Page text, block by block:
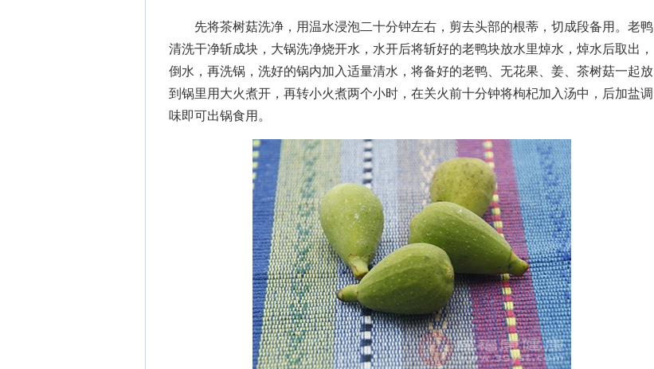
先将茶树菇洗净，用温水浸泡二十分钟左右，剪去头部的根蒂，切成段备用。老鸭
清洗干净斩成块，大锅洗净烧开水，水开后将斩好的老鸭块放水里焯水，焯水后取出，
倒水，再洗锅，洗好的锅内加入适量清水，将备好的老鸭、无花果、姜、茶树菇一起放
到锅里用大火煮开，再转小火煮两个小时，在关火前十分钟将枸杞加入汤中，后加盐调
味即可出锅食用。